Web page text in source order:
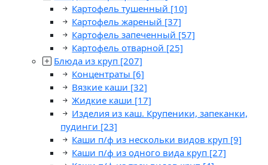
Картофель тушенный [10]
Картофель жареный [37]
Картофель запеченный [57]
Картофель отварной [25]
Блюда из круп [207]
Концентраты [6]
Вязкие каши [32]
Жидкие каши [17]
Изделия из каш. Крупеники, запеканки,
пудинги [23]
Каши п/ф из нескольки видов круп [9]
Каши п/ф из одного вида круп [27]